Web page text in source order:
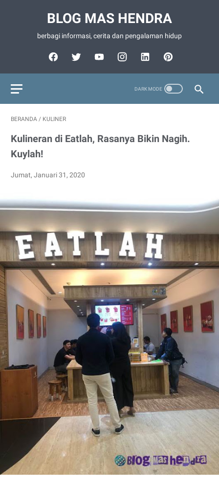
BLOG MAS HENDRA
berbagi informasi, cerita dan pengalaman hidup
BERANDA / KULINER
Kulineran di Eatlah, Rasanya Bikin Nagih.
Kuylah!
Jumat, Januari 31, 2020